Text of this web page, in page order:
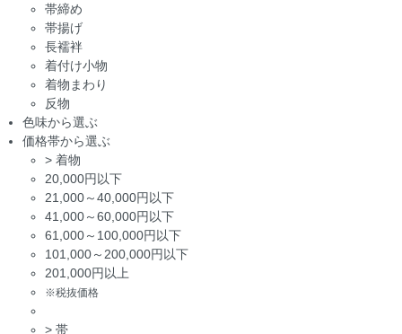
帯締め
帯揚げ
長襦袢
着付け小物
着物まわり
反物
色味から選ぶ
価格帯から選ぶ
> 着物
20,000円以下
21,000～40,000円以下
41,000～60,000円以下
61,000～100,000円以下
101,000～200,000円以下
201,000円以上
※税抜価格
> 帯